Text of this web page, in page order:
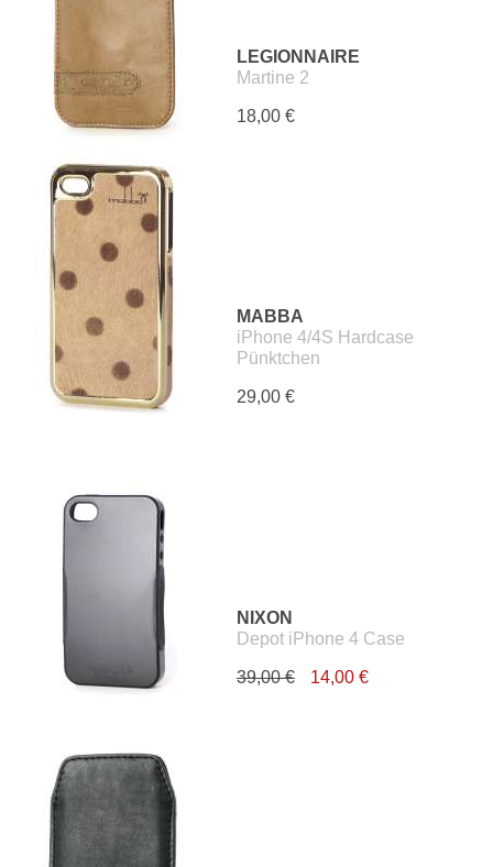
LEGIONNAIRE
Martine 2
18,00 €
MABBA
iPhone 4/4S Hardcase
Pünktchen
29,00 €
NIXON
Depot iPhone 4 Case
39,00 € 14,00 €